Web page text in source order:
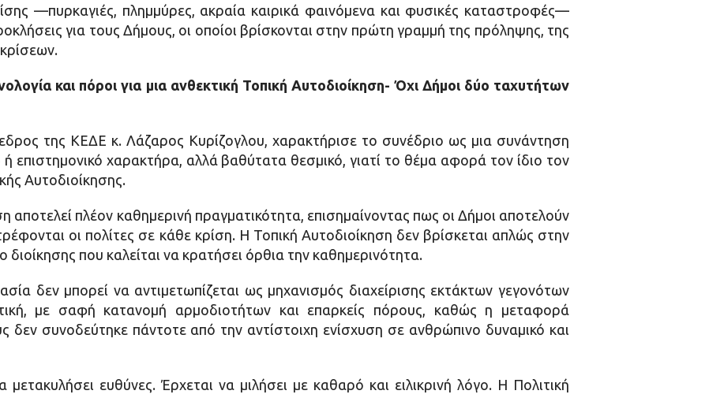
—πυρκαγιές, πλημμύρες, ακραία καιρικά φαινόμενα και φυσικές καταστροφές—
για τους Δήμους, οι οποίοι βρίσκονται στην πρώτη γραμμή της πρόληψης, της
κρίσεων.
και πόροι για μια ανθεκτική Τοπική Αυτοδιοίκηση- Όχι Δήμοι δύο ταχυτήτων
της ΚΕΔΕ κ. Λάζαρος Κυρίζογλου, χαρακτήρισε το συνέδριο ως μια συνάντηση
επιστημονικό χαρακτήρα, αλλά βαθύτατα θεσμικό, γιατί το θέμα αφορά τον ίδιο τον
Αυτοδιοίκησης.
αποτελεί πλέον καθημερινή πραγματικότητα, επισημαίνοντας πως οι Δήμοι αποτελούν
οι πολίτες σε κάθε κρίση. Η Τοπική Αυτοδιοίκηση δεν βρίσκεται απλώς στην
διοίκησης που καλείται να κρατήσει όρθια την καθημερινότητα.
δεν μπορεί να αντιμετωπίζεται ως μηχανισμός διαχείρισης εκτάκτων γεγονότων
με σαφή κατανομή αρμοδιοτήτων και επαρκείς πόρους, καθώς η μεταφορά
συνοδεύτηκε πάντοτε από την αντίστοιχη ενίσχυση σε ανθρώπινο δυναμικό και
ευθύνες. Έρχεται να μιλήσει με καθαρό και ειλικρινή λόγο. Η Πολιτική